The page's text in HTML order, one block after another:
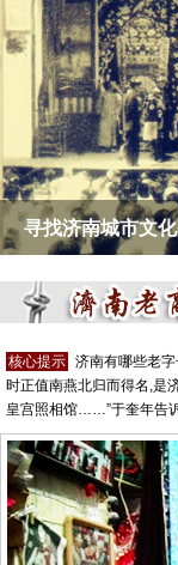
寻找济南城市文
核心提示 济南有哪些老
时正值南燕北归而得名,是
皇宫照相馆……”于奎年告